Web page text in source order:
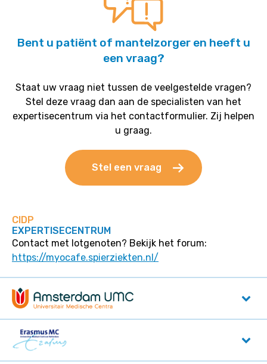
Bent u patiënt of mantelzorger en heeft u
een vraag?
Staat uw vraag niet tussen de veelgestelde vragen?
Stel deze vraag dan aan de specialisten van het
expertisecentrum via het contactformulier. Zij helpen
u graag.
Stel een vraag
CIDP
EXPERTISECENTRUM
Contact met lotgenoten? Bekijk het forum:
https://myocafe.spierziekten.nl/
Amsterdam UMC
Meibergdreef 9